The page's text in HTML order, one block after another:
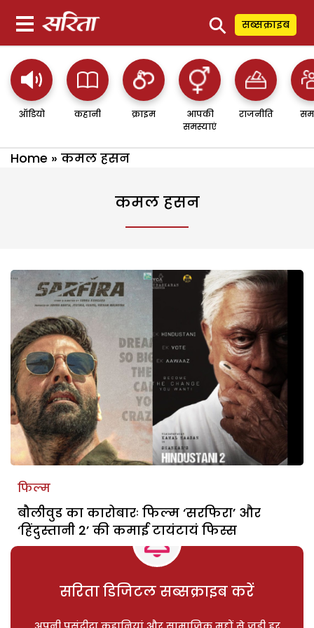
⚲ सब्सक्राइब
ऑडियो कहानी क्राइम
आपकी
समस्याएं
राजनीति
Home » कमल हसन
कमल हसन
फिल्म
बौलीवुड का कारोबारः फिल्म ‘सरफिरा’ और
‘हिंदुस्तानी 2’ की कमाई टायंटायं फिस्स
सरिता डिजिटल सब्सक्राइब करें